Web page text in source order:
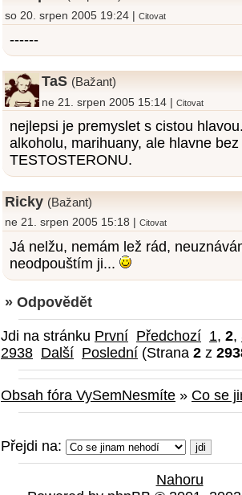
so 20. srpen 2005 19:24 | Citovat
------
TaS (Bažant)
ne 21. srpen 2005 15:14 |Citovat
nejlepsi je premyslet s cistou
alkoholu, marihuany, ale hlavne bez
TESTOSTERONU.
Ricky (Bažant)
ne 21. srpen 2005 15:18 | Citovat
Já nelžu, nemám lež rád,
neodpouštím ji...
» Odpovědět
Jdi na stránku První Předchozí 1, 2,
2938 Další Poslední (Strana 2 z
Obsah fóra VySemNesmíte » Co se
Přejdi na:
Nahoru